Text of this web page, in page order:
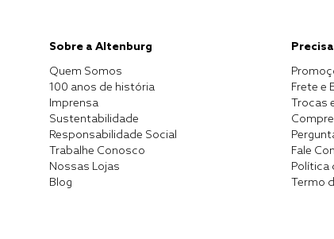
Sobre a Altenburg
Quem Somos
100 anos de história
Imprensa
Sustentabilidade
Responsabilidade Social
Trabalhe Conosco
Nossas Lojas
Blog
Frete e
Trocas
Fale
Política
Termo